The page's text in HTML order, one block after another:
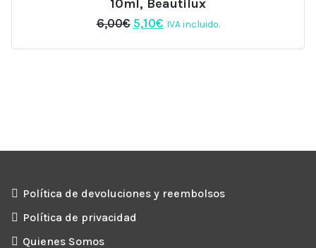
10ml, Beautilux
6,00€ El
original
5,10€El
actual
IVA incluido.
Política de devoluciones y reembolsos
Política de privacidad
Quienes Somos